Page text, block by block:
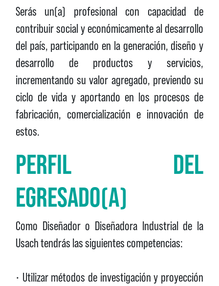
Serás un(a) profesional con capacidad de
contribuir social y económicamente al desarrollo
del país, participando en la generación, diseño y
desarrollo de productos y servicios,
incrementando su valor agregado, previendo su
ciclo de vida y aportando en los procesos de
fabricación, comercialización e innovación de
estos.
PERFIL DEL
EGRESADO(A)
Como Diseñador o Diseñadora Industrial de la
Usach tendrás las siguientes competencias:
• Utilizar métodos de investigación y proyección